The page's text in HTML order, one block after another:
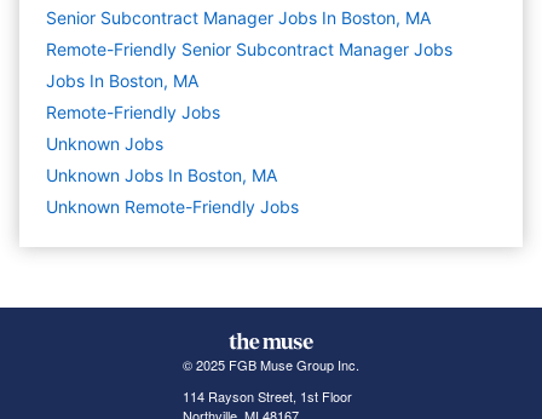
Senior Subcontract Manager Jobs In Boston, MA
Remote-Friendly Senior Subcontract Manager Jobs
Jobs In Boston, MA
Remote-Friendly Jobs
Unknown Jobs
Unknown Jobs In Boston, MA
Unknown Remote-Friendly Jobs
© 2025 FGB Muse Group Inc.
114 Rayson Street, 1st Floor